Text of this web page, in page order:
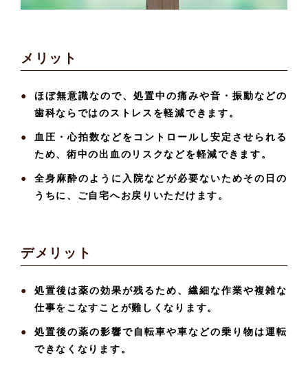
メリット
ほぼ無意識なので、処置中の痛みや音・振動などの
歯科ならではのストレスを軽減できます。
血圧・心拍数などをコントロールし安定させられる
ため、術中の出血のリスクなどを軽減できます。
全身麻酔のように入院などが必要ないためその日の
うちに、ご自宅へお戻りいただけます。
デメリット
処置後は薬の効果が残るため、繊細な作業や複雑な
仕事をこなすことが難しくなります。
処置後の薬の影響で自転車や車などの乗り物は運転
できなくなります。